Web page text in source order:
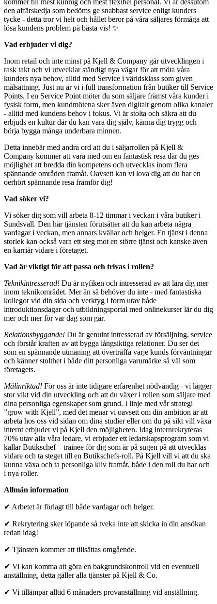
kommer till mest kunnig och mest flexibel personal. Vi är dessutom
den affärskedja som bedöms ge snabbast service enligt kunders
tycke - detta tror vi helt och hållet beror på våra säljares förmåga att
lösa kundens problem på bästa vis! ✨
Vad erbjuder vi dig?
Inom retail och inte minst på Kjell & Company går utvecklingen i
rask takt och vi utvecklar ständigt nya vägar för att möta våra
kunders nya behov, alltid med Service i världsklass som given
målsättning. Just nu är vi i full transformation från butiker till Service
Points. I en Service Point möter du som säljare främst våra kunder i
fysisk form, men kundmötena sker även digitalt genom olika kanaler
- alltid med kundens behov i fokus. Vi är stolta och säkra att du
erbjuds en kultur där du kan vara dig själv, känna dig trygg och
börja bygga många underbara minnen.
Detta innebär med andra ord att du i säljarrollen på Kjell &
Company kommer att vara med om en fantastisk resa där du ges
möjlighet att bredda din kompetens och utvecklas inom flera
spännande områden framåt. Oavsett kan vi lova dig att du har en
oerhört spännande resa framför dig!
Vad söker vi?
Vi söker dig som vill arbeta 8-12 timmar i veckan i våra butiker i
Sundsvall. Den här tjänsten förutsätter att du kan arbeta några
vardagar i veckan, men annars kvällar och helger. En tjänst i denna
storlek kan också vara ett steg mot en större tjänst och kanske även
en karriär vidare i företaget.
Vad är viktigt för att passa och trivas i rollen?
Teknikintresserad! Du är nyfiken och intresserad av att lära dig mer
inom teknikområdet. Mer än så behöver du inte - med fantastiska
kollegor vid din sida och verktyg i form utav både
introduktionsdagar och utbildningsportal med onlinekurser lär du dig
mer och mer för var dag som går.
Relationsbyggande! Du är genuint intresserad av försäljning, service
och förstår kraften av att bygga långsiktiga relationer. Du ser det
som en spännande utmaning att överträffa varje kunds förväntningar
och känner stolthet i både ditt personliga varumärke så väl som
företagets.
Målinriktad! För oss är inte tidigare erfarenhet nödvändig - vi lägger
stor vikt vid din utveckling och att du växer i rollen som säljare med
dina personliga egenskaper som grund. I linje med vår strategi
”grow with Kjell”, med det menar vi oavsett om din ambition är att
arbeta hos oss vid sidan om dina studier eller om du på sikt vill växa
internt erbjuder vi på Kjell den möjligheten. Idag internrekryteras
70% utav alla våra ledare, vi erbjuder ett ledarskapsprogram som vi
kallar Butikschef – trainee för dig som är på sugen på att utvecklas
vidare och ta steget till en Butikschefs-roll. På Kjell vill vi att du ska
kunna växa och ta personliga kliv framåt, både i den roll du har och
i nya roller.
Allmän information
✔ Arbetet är förlagt till både vardagar och helger.
✔ Rekrytering sker löpande så tveka inte att skicka in din ansökan
redan idag!
✔ Tjänsten kommer att tillsättas omgående.
✔ Vi kan komma att göra en bakgrundskontroll vid en eventuell
anställning, detta gäller alla tjänster på Kjell & Co.
✔ Vi tillämpar alltid 6 månaders provanställning vid anställning.